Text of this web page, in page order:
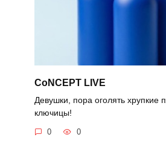
CoNCEPT LIVE
Девушки, пора оголять хрупкие
ключицы!
0 0